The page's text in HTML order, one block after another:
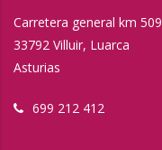
Carretera general km 509
33792 Villuir, Luarca
Asturias
699 212 412